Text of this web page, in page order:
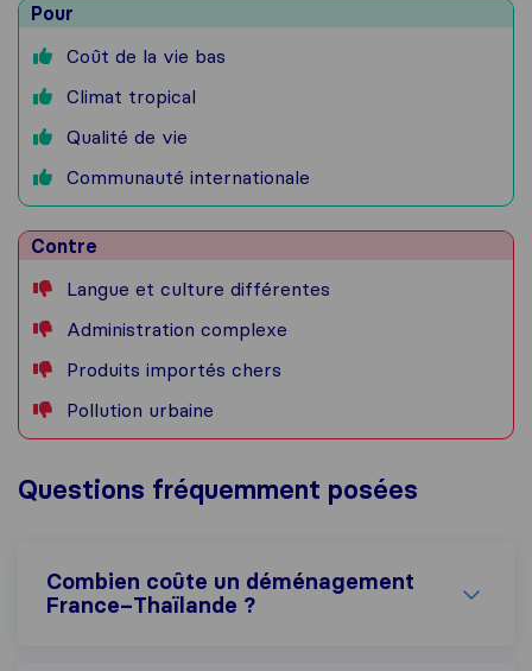
Pour
Coût de la vie bas
Climat tropical
Qualité de vie
Communauté internationale
Contre
Langue et culture différentes
Administration complexe
Produits importés chers
Pollution urbaine
Questions fréquemment posées
Combien coûte un déménagement
France–Thaïlande ?